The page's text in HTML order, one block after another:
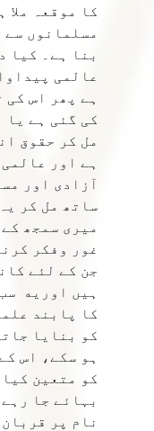
کا موقعہ ملا
مسلمانوں
بنا ہے۔ کیا
عالمی
ہے پھر اس کی
کی گئی ہے یا
مل کر حقوق
ہے اور
آزادی اور
ساتھ مل کر
میری سمجھ
غور وفکر
جن کے لئے
ہیں اوريه
کا پابند
کو بنایا
ہو سکے، اس
کو متعین
بہائے جا
نام پر